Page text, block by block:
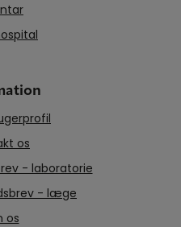
os
- laboratorie
- læge
os